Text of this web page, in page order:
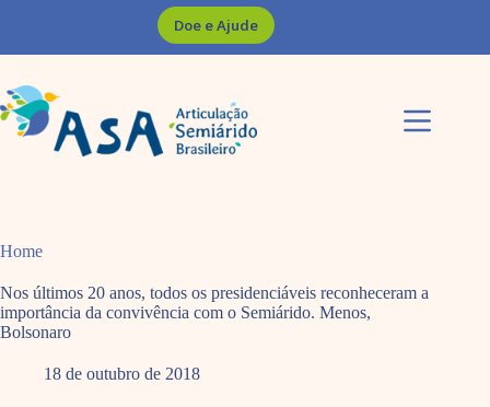
Doe e Ajude
Home
Nos últimos 20 anos, todos os presidenciáveis reconheceram a
importância da convivência com o Semiárido. Menos,
Bolsonaro
18 de outubro de 2018